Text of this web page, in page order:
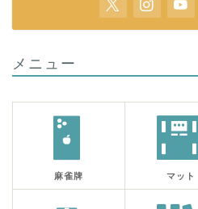
メニュー
麻雀牌 マット